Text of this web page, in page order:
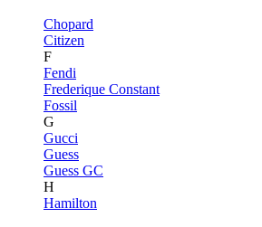
Chopard
Citizen
F
Fendi
Frederique Constant
Fossil
G
Gucci
Guess
Guess GC
H
Hamilton